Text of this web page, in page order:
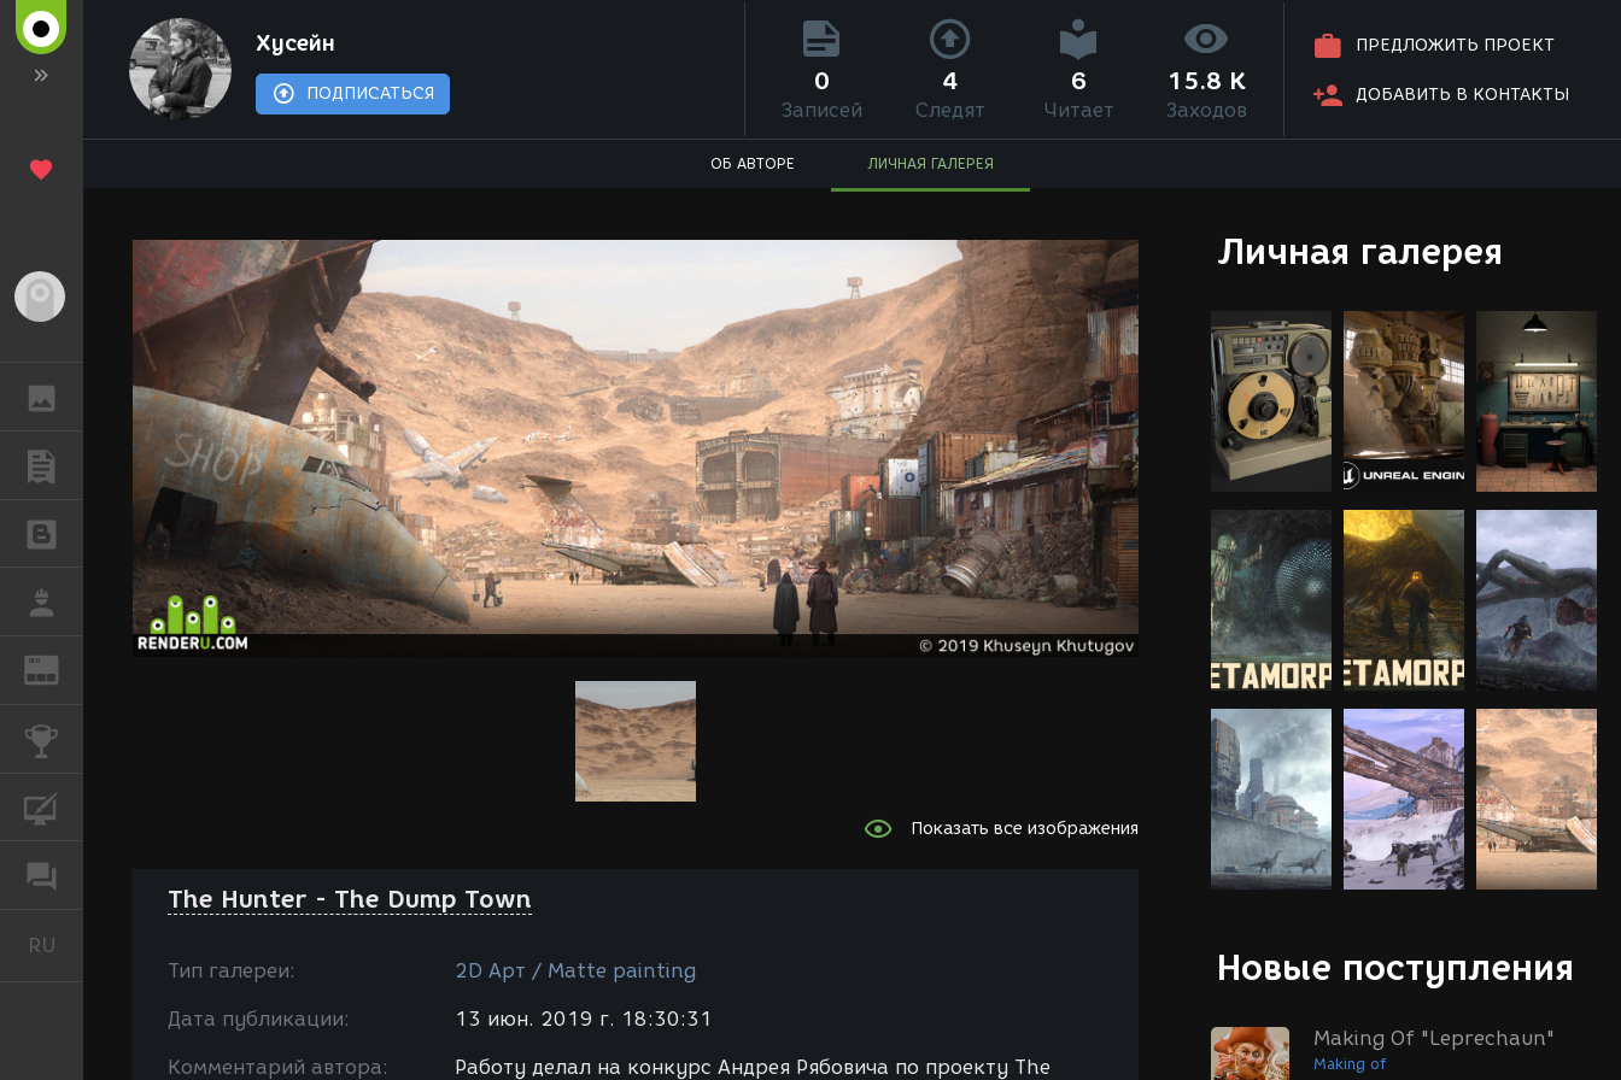
ГАЛЕРЕЯ
ПУБЛИКАЦИИ
РАБОТА
REN
RU
Хусейн
ПОДПИСАТЬСЯ
ПРЕДЛОЖИТЬ ПРОЕКТ
ДОБАВИТЬ В КОНТАКТЫ
0
Записей
4
Следят
6
Читает
15.8 K
Заходов
ОБ АВТОРЕ ЛИЧНАЯ ГАЛЕРЕЯ
Личная галерея
Новые поступления
Making Of "Leprechaun"
Making of
Показать все изображения
The Hunter - The Dump Town
Тип галереи: 2D Арт / Мatte painting
Дата публикации: 13 июн. 2019 г. 18:30:31
Комментарий автора: Работу делал на конкурс Андрея Рябовича по проекту The